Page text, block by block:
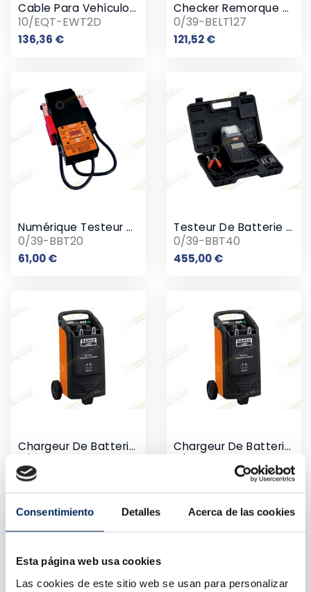
Consentimiento Detalles Acerca de las cookies
Esta página web usa cookies
Las cookies de este sitio web se usan para personalizar
Cable Para Vehículos Eléctricos Enchufe Schuko
10/EQT-EWT2D
136,36 €Prix
Checker Remorque Prise DIN / ISO 1724
0/39-BELT127
121,52 €Prix
Numérique Testeur De Batterie
0/39-BBT20
61,00 €Prix
Testeur De Batterie Avec Imprimante
0/39-BBT40
455,00 €Prix
Chargeur De Batterie 12/24V Booster De Démarrage 400 CA
0/39-BBC420
400,00 €
Chargeur De Batterie 12/24V Booster De Démarrage 570 CA
0/39-BBC620
Prix